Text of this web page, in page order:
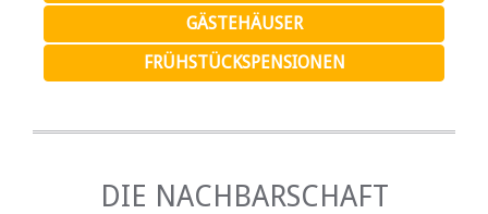
GÄSTEHÄUSER
FRÜHSTÜCKSPENSIONEN
DIE NACHBARSCHAFT